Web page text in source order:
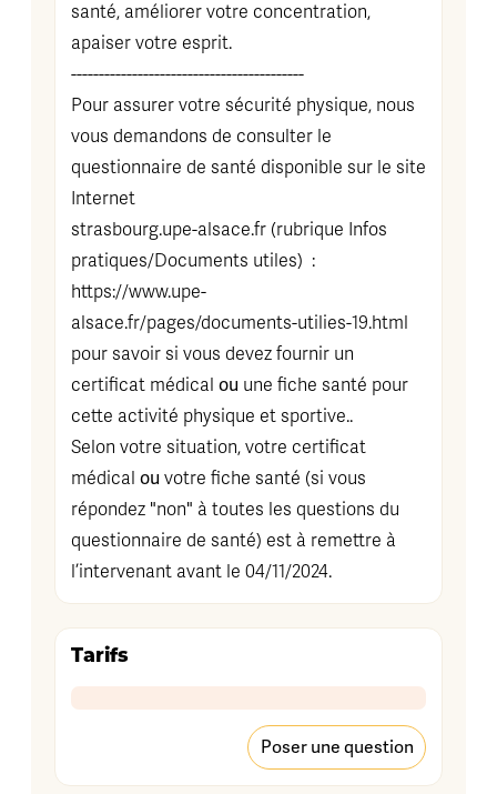
santé, améliorer votre concentration,
apaiser votre esprit.
------------------------------------------
Pour assurer votre sécurité physique, nous
vous demandons de consulter le
questionnaire de santé disponible sur le site
Internet
strasbourg.upe-alsace.fr (rubrique Infos
pratiques/Documents utiles) :
https://www.upe-
alsace.fr/pages/documents-utilies-19.html
pour savoir si vous devez fournir un
certificat médical ou une fiche santé pour
cette activité physique et sportive..
Selon votre situation, votre certificat
médical ou votre fiche santé (si vous
répondez "non" à toutes les questions du
questionnaire de santé) est à remettre à
l’intervenant avant le 04/11/2024.
Tarifs
Poser une question